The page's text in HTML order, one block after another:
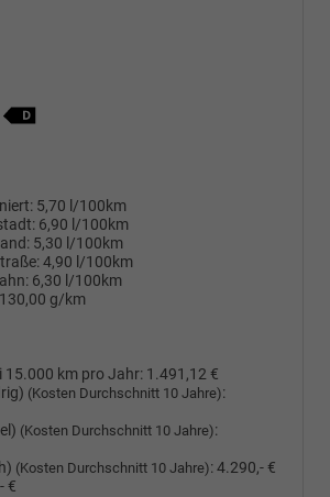
5,70 l/100km
6,90 l/100km
5,30 l/100km
4,90 l/100km
6,30 l/100km
130,00 g/km
15.000 km pro Jahr: 1.491,12 €
(Kosten Durchschnitt 10 Jahre):
(Kosten Durchschnitt 10 Jahre):
(Kosten Durchschnitt 10 Jahre):4.290,- €
€